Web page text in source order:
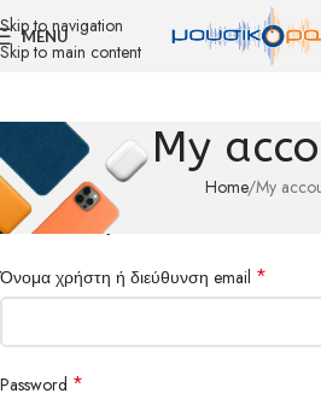
Skip to navigation
Skip to main content
MENU
My
Home My
Σύνδεση
Όνομα χρήστη ή διεύθυνση email *
Password *